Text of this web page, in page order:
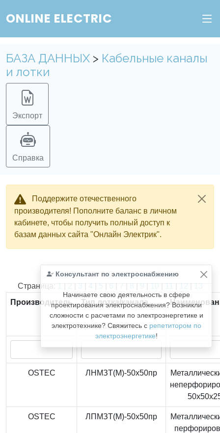
ONLINE ELECTRIC
БАЗА ДАННЫХ > Кабельные каналы
и лотки
Экспорт
Справка
Поддержите отечественного
производителя! Пополните баланс в личном
кабинете, чтобы получить полный доступ к
базам данных сайта "Онлайн Электрик".
Консультант по электроснабжению
Начинаете свою деятельность в сфере
проектирования электроснабжения? Возникли
сложности с расчетами по электроэнергетике и
электротехнике? Свяжитесь с репетитором по
электроэнергетике!
Найдено366из366записей.
Страница: 1 | 2 | 3 | 4 | 5 | 6 | 7 | 8 | 9 | 10 | 11 | 12 | 13
Производитель
Тип лотка/канала
OSTEC ЛНМЗТ(М)-50x50пр
OSTEC ЛПМЗТ(М)-50x50пр